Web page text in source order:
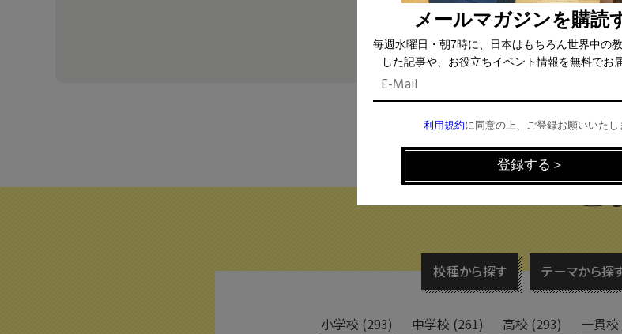
FIND THE CONTENTS
校種から探す テーマから探
小学校 (293) 中学校 (261) 高校 (293) 一貫
メールマガジンを購読
毎週水曜日・朝7時に、日本はもちろん世界中の
した記事や、お役立ちイベント情報を無料でお
利用規約に同意の上、ご登録お願いいたし